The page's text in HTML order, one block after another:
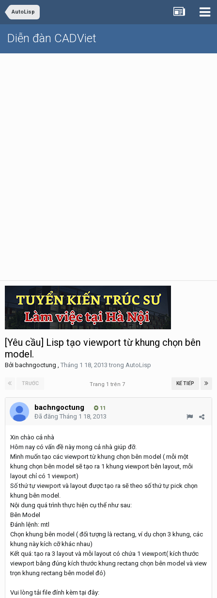
AutoLisp
Diễn đàn CADViet
[Yêu cầu] Lisp tạo viewport từ khung chọn bên
model.
Bởi bachngoctung , Tháng 1 18, 2013trong AutoLisp
TRƯỚC KẾ TIẾP
Trang 1 trên 7
bachngoctung 11
Đã đăng Tháng 1 18, 2013
Xin chào cả nhà
Hôm nay có vấn đề này mong cả nhà giúp đỡ.
Mình muốn tạo các viewport từ khung chọn bên model ( mỗi một
khung chọn bên model sẽ tạo ra 1 khung viewport bên layout, mỗi
layout chỉ có 1 viewport)
Số thứ tự viewport và layout được tạo ra sẽ theo số thứ tự pick chọn
khung bên model.
Nội dung quá trình thực hiện cụ thể như sau:
Bên Model
Đánh lệnh: mtl
Chọn khung bên model ( đối tượng là rectang, ví dụ chọn 3 khung, các
khung này kích cỡ khác nhau)
Kết quá: tạo ra 3 layout và mỗi layout có chứa 1 viewport( kích thước
viewport bằng đúng kích thước khung rectang chọn bên model và view
trọn khung rectang bên model đó)
Vui lòng tải file đính kèm tại đây: